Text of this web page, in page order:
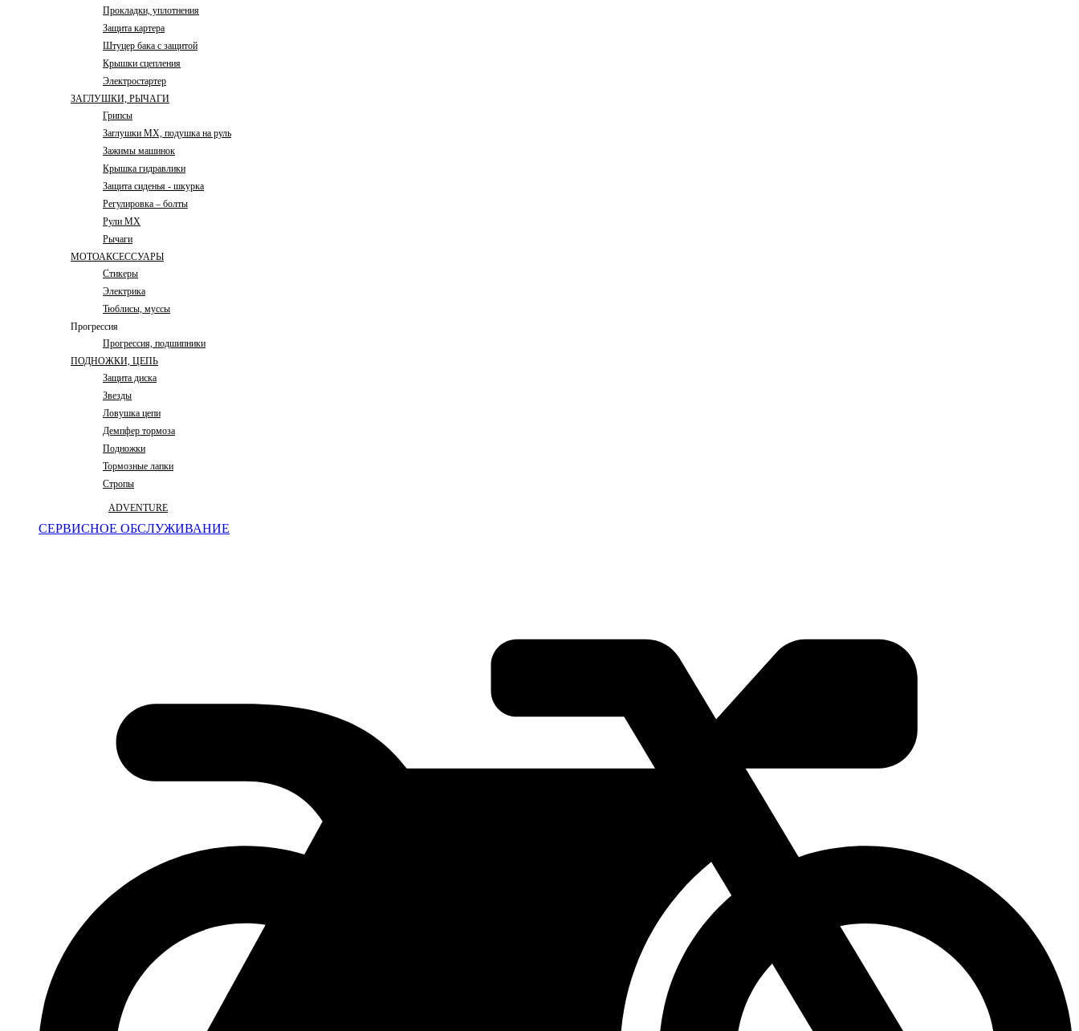
Прокладки, уплотнения
Защита картера
Штуцер бака с защитой
Крышки сцепления
Электростартер
ЗАГЛУШКИ, РЫЧАГИ
Грипсы
Заглушки MX, подушка на руль
Зажимы машинок
Крышка гидравлики
Защита сиденья - шкурка
Регулировка – болты
Рули MX
Рычаги
МОТОАКСЕССУАРЫ
Стикеры
Электрика
Тюблисы, муссы
Прогрессия
Прогрессия, подшипники
ПОДНОЖКИ, ЦЕПЬ
Защита диска
Звезды
Ловушка цепи
Демпфер тормоза
Подножки
Тормозные лапки
Стропы
ADVENTURE
СЕРВИСНОЕ ОБСЛУЖИВАНИЕ